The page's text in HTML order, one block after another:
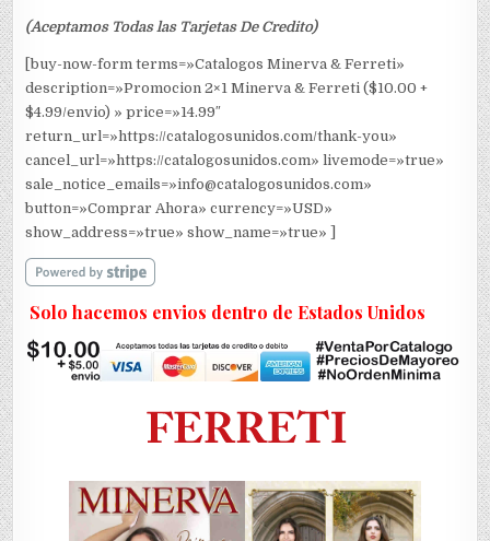
(Aceptamos Todas las Tarjetas De Credito)
[buy-now-form terms=»Catalogos Minerva & Ferreti»
description=»Promocion 2×1 Minerva & Ferreti ($10.00 +
$4.99/envio) » price=»14.99″
return_url=»https://catalogosunidos.com/thank-you»
cancel_url=»https://catalogosunidos.com» livemode=»true»
sale_notice_emails=»info@catalogosunidos.com»
button=»Comprar Ahora» currency=»USD»
show_address=»true» show_name=»true» ]
Solo hacemos envios dentro de Estados Unidos